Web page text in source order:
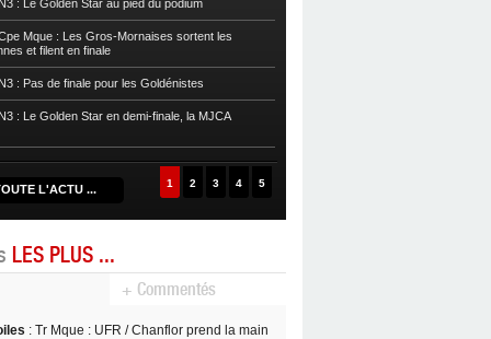
: Le Golden Star au pied du podium
Mque : Les Gros-Mornaises sortent les
et filent en finale
: Pas de finale pour les Goldénistes
: Le Golden Star en demi-finale, la MJCA
L'ACTU ... 1 2 3 4 5
LES PLUS ...
+ Commentés
: Tr Mque : UFR / Chanflor prend la main